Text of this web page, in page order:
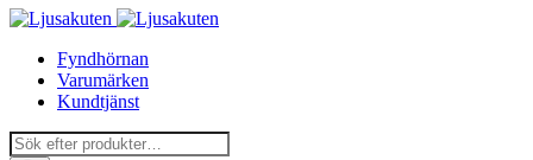
Fyndhörnan
Varumärken
Kundtjänst
Produktsökning